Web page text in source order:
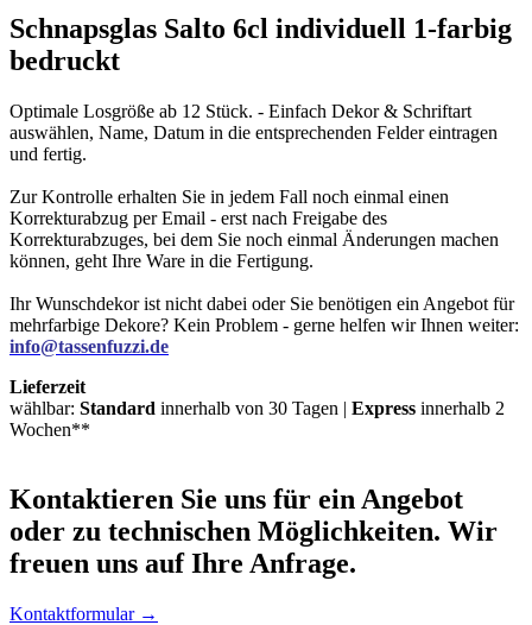
Schnapsglas Salto 6cl individuell 1-farbig
bedruckt
Optimale Losgröße ab 12 Stück. - Einfach Dekor & Schriftart
auswählen, Name, Datum in die entsprechenden Felder eintragen
und fertig.
Zur Kontrolle erhalten Sie in jedem Fall noch einmal einen
Korrekturabzug per Email - erst nach Freigabe des
Korrekturabzuges, bei dem Sie noch einmal Änderungen machen
können, geht Ihre Ware in die Fertigung.
Ihr Wunschdekor ist nicht dabei oder Sie benötigen ein Angebot für
mehrfarbige Dekore? Kein Problem - gerne helfen wir Ihnen weiter:
info@tassenfuzzi.de
Lieferzeit
wählbar: Standard innerhalb von 30 Tagen | Express innerhalb 2
Wochen**
Kontaktieren Sie uns für ein Angebot
oder zu technischen Möglichkeiten. Wir
freuen uns auf Ihre Anfrage.
Kontaktformular →